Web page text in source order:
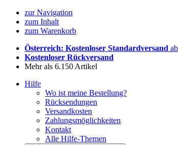
zur Navigation
zum Inhalt
zum Warenkorb
Österreich: Kostenloser Standardversand
Kostenloser Rückversand
Mehr als 6.150 Artikel
Hilfe
Wo ist meine Bestellung?
Rücksendungen
Versandkosten
Zahlungsmöglichkeiten
Kontakt
Alle Hilfe-Themen